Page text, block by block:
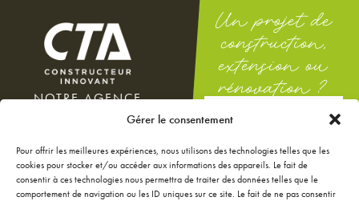
Gérer le consentement
Pour offrir les meilleures expériences, nous utilisons des technologies telles que les
cookies pour stocker et/ou accéder aux informations des appareils. Le fait de
consentir à ces technologies nous permettra de traiter des données telles que le
comportement de navigation ou les ID uniques sur ce site. Le fait de ne pas consentir
NOTRE AGENCE
100 rue Docteur Théodor
12000 Rodez
Du lundi au vendredi : 8h-12h
/ 14h-18h
Le samedi : 9h-12h
Un projet de
construction,
extension ou
rénovation ?
DEMANDEZ
GRATUITE